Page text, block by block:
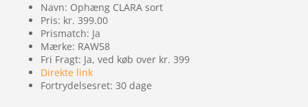
Navn: Ophæng CLARA sort
Pris: kr. 399.00
Prismatch: Ja
Mærke: RAW58
Fri Fragt: Ja, ved køb over kr. 399
Direkte link
Fortrydelsesret: 30 dage